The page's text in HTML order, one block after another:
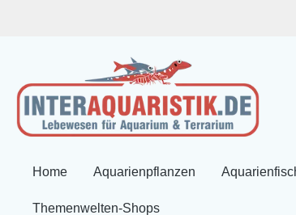
Home Aquarienpflanzen
Themenwelten-Shops